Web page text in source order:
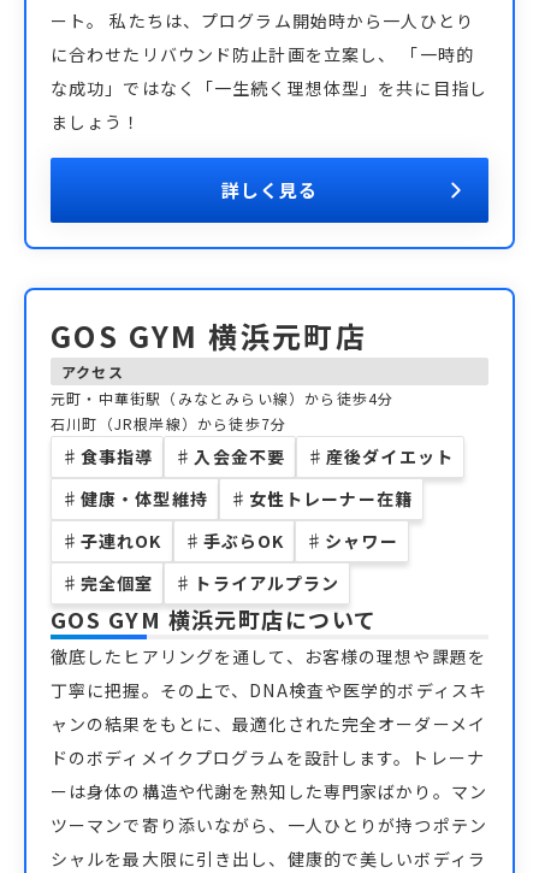
ート。 私たちは、プログラム開始時から一人ひとり
に合わせたリバウンド防止計画を立案し、 「一時的
な成功」ではなく「一生続く理想体型」を共に目指し
ましょう！
詳しく見る
GOS GYM 横浜元町店
アクセス
元町・中華街駅（みなとみらい線）から徒歩4分
石川町（JR根岸線）から徒歩7分
♯ 食事指導 ♯ 入会金不要 ♯ 産後ダイエット
♯ 健康・体型維持 ♯ 女性トレーナー在籍
♯ 子連れOK ♯ 手ぶらOK ♯ シャワー
♯ 完全個室 ♯ トライアルプラン
GOS GYM 横浜元町店について
徹底したヒアリングを通して、お客様の理想や課題を
丁寧に把握。その上で、DNA検査や医学的ボディスキ
ャンの結果をもとに、最適化された完全オーダーメイ
ドのボディメイクプログラムを設計します。トレーナ
ーは身体の構造や代謝を熟知した専門家ばかり。マン
ツーマンで寄り添いながら、一人ひとりが持つポテン
シャルを最大限に引き出し、健康的で美しいボディラ